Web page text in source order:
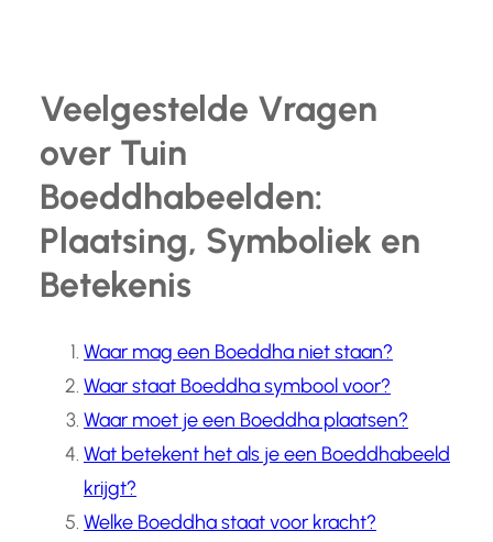
Veelgestelde Vragen
over Tuin
Boeddhabeelden:
Plaatsing, Symboliek en
Betekenis
Waar mag een Boeddha niet staan?
Waar staat Boeddha symbool voor?
Waar moet je een Boeddha plaatsen?
Wat betekent het als je een Boeddhabeeld
krijgt?
Welke Boeddha staat voor kracht?